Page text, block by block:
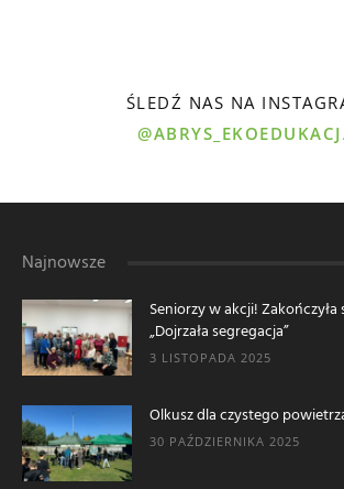
ŚLEDŹ NAS NA
Najnowsze
Seniorzy w akcji! Zakończyła
„Dojrzała segregacja”
3 LISTOPADA 2025
Olkusz dla czystego
30 PAŹDZIERNIKA 2025